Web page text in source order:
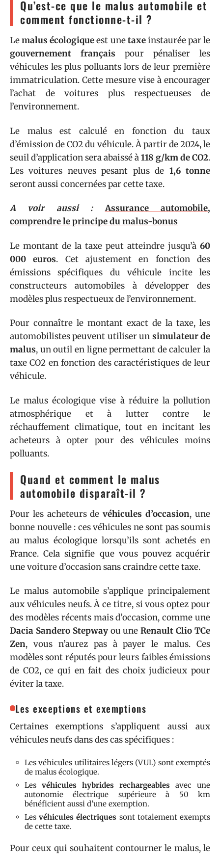
Qu’est-ce que le malus automobile et
comment fonctionne-t-il ?
Lemalus écologiqueest unetaxeinstaurée par le
gouvernement français pour pénaliser les
véhicules les plus polluants lors de leur première
immatriculation. Cette mesure vise à encourager
l’achat de voitures plus respectueuses de
l’environnement.
Le malus est calculé en fonction du taux
d’émission de CO2 du véhicule. À partir de 2024, le
seuil d’application sera abaissé à118 g/km de CO2.
Les voitures neuves pesant plus de 1,6 tonne
seront aussi concernées par cette taxe.
A voir aussi :
Assurance automobile,
comprendre le principe du malus-bonus
Le montant de la taxe peut atteindre jusqu’à 60
000 euros. Cet ajustement en fonction des
émissions spécifiques du véhicule incite les
constructeurs automobiles à développer des
modèles plus respectueux de l’environnement.
Pour connaître le montant exact de la taxe, les
automobilistes peuvent utiliser un simulateur de
malus, un outil en ligne permettant de calculer la
taxe CO2 en fonction des caractéristiques de leur
véhicule.
Le malus écologique vise à réduire la pollution
atmosphérique et à lutter contre le
réchauffement climatique, tout en incitant les
acheteurs à opter pour des véhicules moins
polluants.
Quand et comment le malus
automobile disparaît-il ?
Pour les acheteurs devéhicules d’occasion, une
bonne nouvelle : ces véhicules ne sont pas soumis
au malus écologique lorsqu’ils sont achetés en
France. Cela signifie que vous pouvez acquérir
une voiture d’occasion sans craindre cette taxe.
Le malus automobile s’applique principalement
aux véhicules neufs. À ce titre, si vous optez pour
des modèles récents mais d’occasion, comme une
Dacia Sandero Stepwayou uneRenault Clio TCe
Zen, vous n’aurez pas à payer le malus. Ces
modèles sont réputés pour leurs faibles émissions
de CO2, ce qui en fait des choix judicieux pour
éviter la taxe.
Les exceptions et exemptions
Certaines exemptions s’appliquent aussi aux
véhicules neufs dans des cas spécifiques :
Les véhicules utilitaires légers (VUL) sont exemptés
de malus écologique.
Les véhicules hybrides rechargeables avec une
autonomie électrique supérieure à 50 km
bénéficient aussi d’une exemption.
Lesvéhicules électriques sont totalement exempts
de cette taxe.
Pour ceux qui souhaitent contourner le malus, le